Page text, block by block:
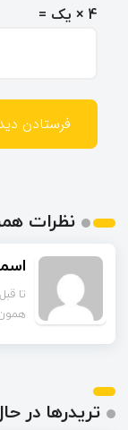
4 × یک =
نظرات
تا
تریدرها در